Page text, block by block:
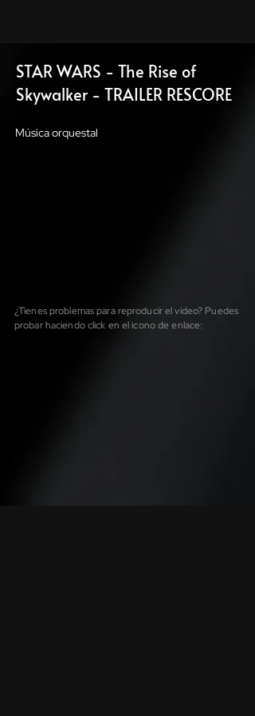
STAR WARS - The Rise of
Skywalker - TRAILER RESCORE
Música orquestal
¿Tienes problemas para reproducir el video? Puedes
probar haciendo click en el icono de enlace: